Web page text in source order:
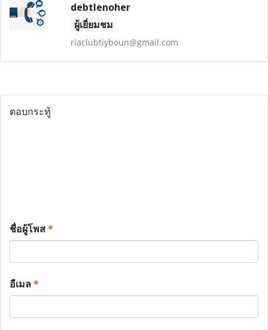
debtlenoher
ผู้เยี่ยมชม
riaclubtiyboun@gmail.com
ตอบกระทู้
ชื่อผู้โพส*
อีเมล*